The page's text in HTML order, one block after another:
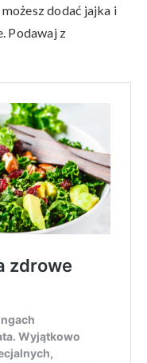
dodać jajka i
Podawaj z